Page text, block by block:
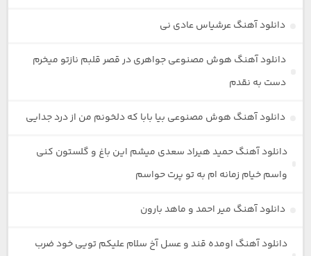
دانلود آهنگ عرشیاس عادی نی
دانلود آهنگ هوش مصنوعی جواهری در قصر قلبم نازتو میخرم
دست به نقدم
دانلود آهنگ هوش مصنوعی بیا بابا که دلخونم من از درد جدایی
دانلود آهنگ حمید هیراد سعدی میشم این باغ و گلستون کنی
واسم خیام زمانه ام به تو پرت حواسم
دانلود آهنگ میر احمد و ماهد بارون
دانلود آهنگ اومده قند و عسل آخ سلام علیکم تویی خود ضرب